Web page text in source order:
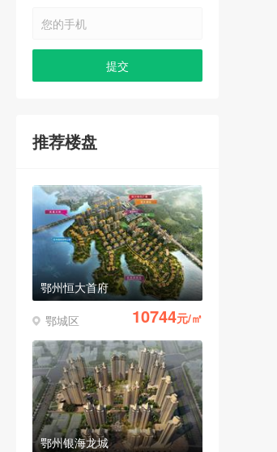
推荐楼盘
鄂州恒大首府
鄂城区 10744元/㎡
鄂州银海龙城